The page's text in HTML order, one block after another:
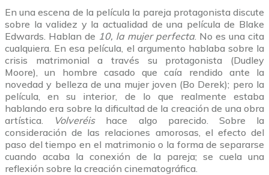
En una escena de la película la pareja protagonista discute
sobre la validez y la actualidad de una película de Blake
Edwards. Hablan de 10, la mujer perfecta. No es una cita
cualquiera. En esa película, el argumento hablaba sobre la
crisis matrimonial a través su protagonista (Dudley
Moore), un hombre casado que caía rendido ante la
novedad y belleza de una mujer joven (Bo Derek); pero la
película, en su interior, de lo que realmente estaba
hablando era sobre la dificultad de la creación de una obra
artística.
Volveréishace algo parecido. Sobre la
consideración de las relaciones amorosas, el efecto del
paso del tiempo en el matrimonio o la forma de separarse
cuando acaba la conexión de la pareja; se cuela una
reflexión sobre la creación cinematográfica.